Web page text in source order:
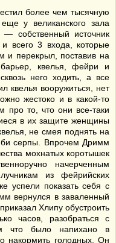
более чем тысячную
у великанского зала
собственный источник
всего 3 входа, которые
и перекрыл, поставив на
квелья, фейри и
него ходить, а все
квелья вооружиться, нет
жестоко и в какой-то
про то, что они все-таки
в их защите женщины
не смея поднять на
серпы. Впрочем Дримм
мохнатых коротышек
начерченным
из фейрийских
успели показать себя с
вернулся в заваленный
Хлипу обустроить
часов, разобраться с
что было напихано в
накормить голодных. Он